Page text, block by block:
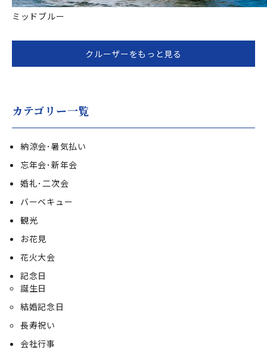
ミッドブルー
クルーザーをもっと見る
カテゴリー一覧
納涼会･暑気払い
忘年会･新年会
婚礼･二次会
バーベキュー
観光
お花見
花火大会
記念日
誕生日
結婚記念日
長寿祝い
会社行事